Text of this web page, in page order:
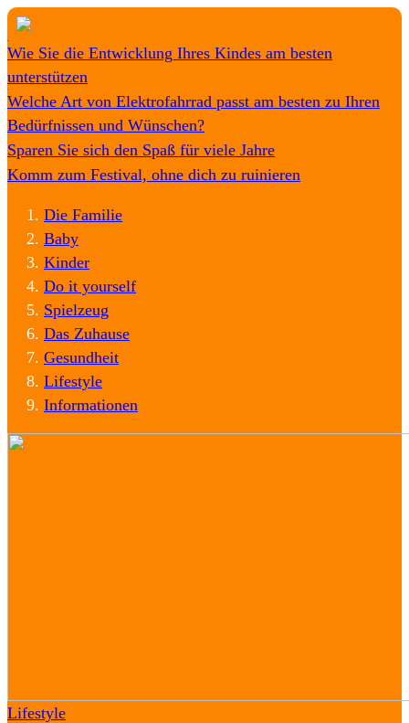
Wie Sie die Entwicklung Ihres Kindes am besten
unterstützen
Welche Art von Elektrofahrrad passt am besten zu Ihren
Bedürfnissen und Wünschen?
Sparen Sie sich den Spaß für viele Jahre
Komm zum Festival, ohne dich zu ruinieren
Die Familie
Baby
Kinder
Do it yourself
Spielzeug
Das Zuhause
Gesundheit
Lifestyle
Informationen
Lifestyle